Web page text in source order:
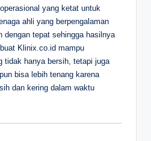
yang ketat untuk
ahli yang berpengalaman
dengan tepat sehingga hasilnya
Klinix.co.id mampu
tidak hanya bersih, tetapi juga
bisa lebih tenang karena
dan kering dalam waktu